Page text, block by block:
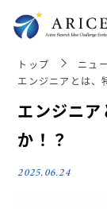
トップ
ニュ
エンジニアとは、
エンジニ
か！？
2025.06.24